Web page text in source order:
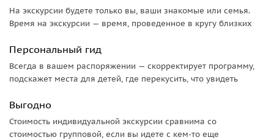
• как простой водитель стал владельцем самой большой
коллекции русского авангарда.
На экскурсии будете только вы, ваши знакомые или семья.
Время на экскурсии — время, проведенное в кругу близких
Персональный гид
Всегда в вашем распоряжении — скорректирует программу,
подскажет места для детей, где перекусить, что увидеть
Выгодно
Стоимость индивидуальной экскурсии сравнима со
стоимостью групповой, если вы идете с кем-то еще